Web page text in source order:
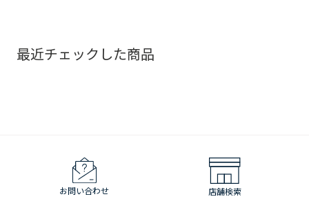
最近チェックした商品
お問い合わせ 店舗検索